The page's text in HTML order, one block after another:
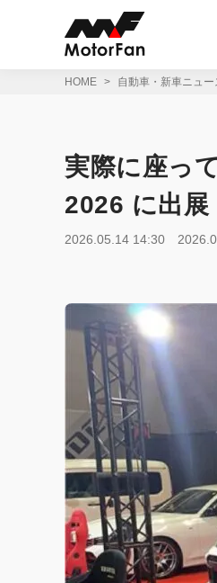
HOME 自動車・新車ニュー
実際に座っ
2026 に出展
2026.05.14 14:30